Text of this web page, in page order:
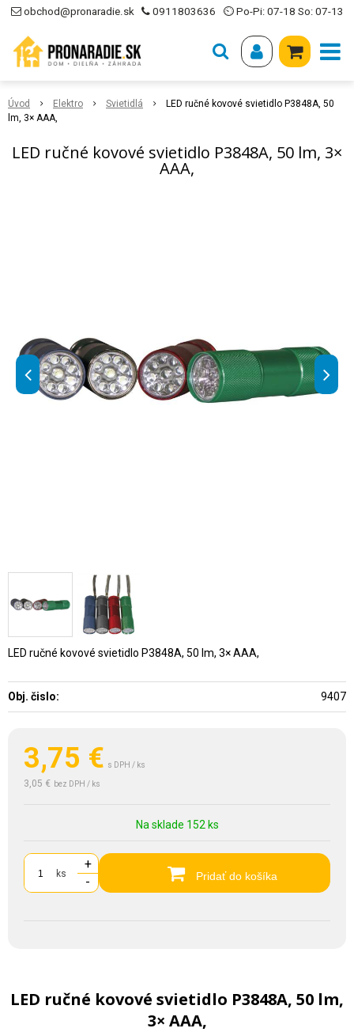
obchod@pronaradie.sk 0911803636 ⏲ Po-Pi: 07-18 So: 07-13
Úvod Elektro Svietidlá
LED ručné kovové svietidlo P3848A, 50
lm, 3× AAA,
LED ručné kovové svietidlo P3848A, 50 lm, 3×
AAA,
3,75 € s DPH / ks
3,05 € bez DPH / ks
Na sklade 152 ks
ks
+
-
Pridať do košíka
LED ručné kovové svietidlo P3848A, 50 lm, 3× AAA,
Obj. čislo: 9407
LED ručné kovové svietidlo P3848A, 50 lm,
3× AAA,